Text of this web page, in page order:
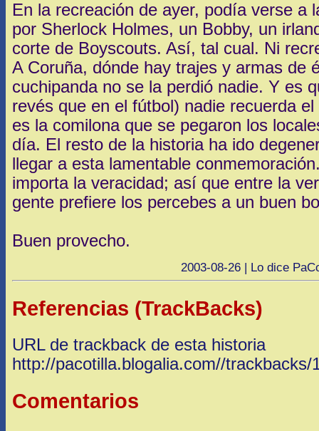
En la recreación de ayer, podía verse a
por Sherlock Holmes, un Bobby, un
corte de Boyscouts. Así, tal cual. Ni
A Coruña, dónde hay trajes y armas de
cuchipanda no se la perdió nadie. Y es
revés que en el fútbol) nadie recuerda
es la comilona que se pegaron los
día. El resto de la historia ha ido
llegar a esta lamentable
importa la veracidad; así que entre la
gente prefiere los percebes a un buen
Buen provecho.
2003-08-26 | Lo dice
Referencias (TrackBacks)
URL de trackback de esta historia
http://pacotilla.blogalia.com//trackbacks/
Comentarios